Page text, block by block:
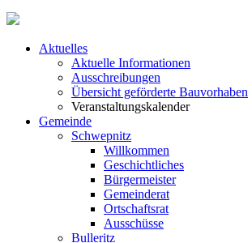
Aktuelles
Aktuelle Informationen
Ausschreibungen
Übersicht geförderte Bauvorhaben
Veranstaltungskalender
Gemeinde
Schwepnitz
Willkommen
Geschichtliches
Bürgermeister
Gemeinderat
Ortschaftsrat
Ausschüsse
Bulleritz